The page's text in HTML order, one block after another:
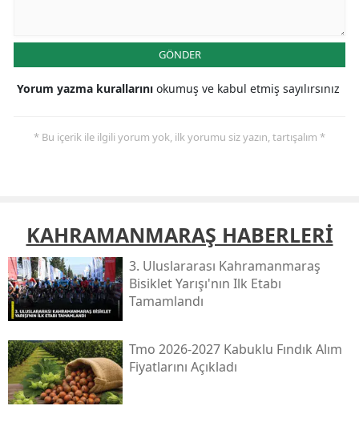
GÖNDER
Yorum yazma kurallarını okumuş ve kabul etmiş sayılırsınız
* Bu içerik ile ilgili yorum yok, ilk yorumu siz yazın, tartışalım *
KAHRAMANMARAŞ HABERLERİ
3. Uluslararası Kahramanmaraş
Bisiklet Yarışı'nın Ilk Etabı
Tamamlandı
Tmo 2026-2027 Kabuklu Fındık Alım
Fiyatlarını Açıkladı